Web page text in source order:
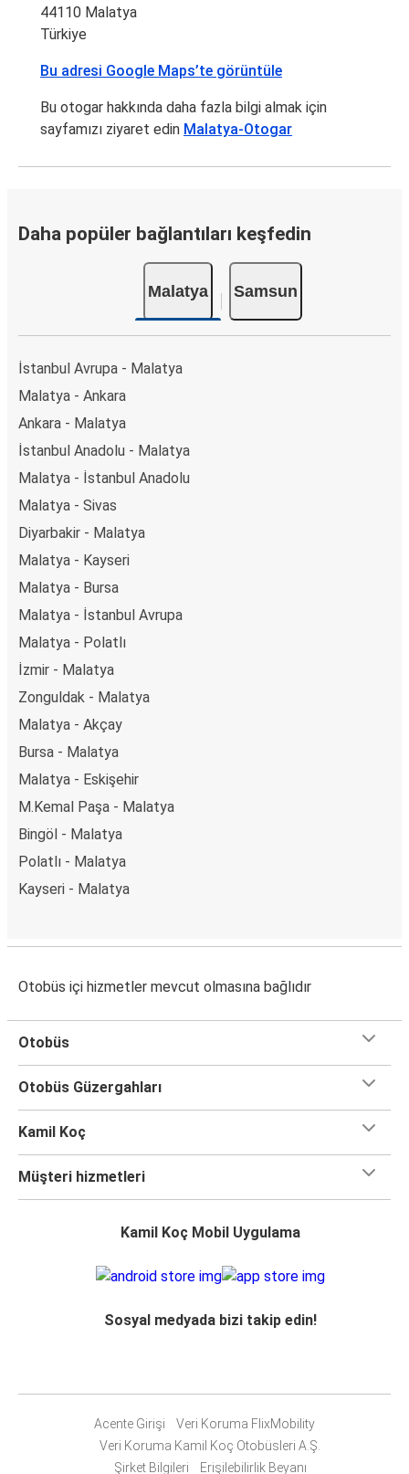
44110 Malatya
Türkiye
Bu adresi Google Maps’te görüntüle
Bu otogar hakkında daha fazla bilgi almak için
sayfamızı ziyaret edin Malatya-Otogar
Daha popüler bağlantıları keşfedin
Malatya Samsun
İstanbul Avrupa - Malatya
Malatya - Ankara
Ankara - Malatya
İstanbul Anadolu - Malatya
Malatya - İstanbul Anadolu
Malatya - Sivas
Diyarbakir - Malatya
Malatya - Kayseri
Malatya - Bursa
Malatya - İstanbul Avrupa
Malatya - Polatlı
İzmir - Malatya
Zonguldak - Malatya
Malatya - Akçay
Bursa - Malatya
Malatya - Eskişehir
M.Kemal Paşa - Malatya
Bingöl - Malatya
Polatlı - Malatya
Kayseri - Malatya
Otobüs içi hizmetler mevcut olmasına bağlıdır
Otobüs
Otobüs Güzergahları
Kamil Koç
Müşteri hizmetleri
Kamil Koç Mobil Uygulama
Sosyal medyada bizi takip edin!
Acente Girişi
Veri Koruma FlixMobility
Veri Koruma Kamil Koç Otobüsleri A.Ş.
Şirket Bilgileri
Erişilebilirlik Beyanı